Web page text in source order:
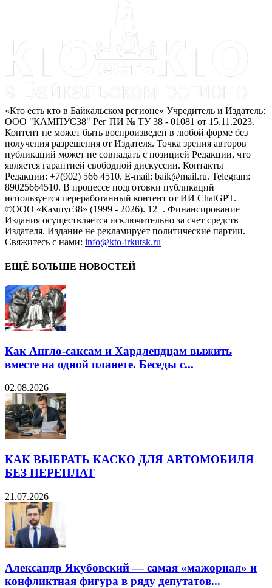
«Кто есть кто в Байкальском регионе» Учредитель и Издатель:
ООО "КАМПУС38" Рег ПИ № ТУ 38 - 01081 от 15.11.2023.
Контент не может быть воспроизведен в любой форме без
получения разрешения от Издателя. Точка зрения авторов
публикаций может не совпадать с позицией Редакции, что
является гарантией свободной дискуссии. Контакты
Редакции: +7(902) 566 4510. E-mail: baik@mail.ru. Telegram:
89025664510. В процессе подготовки публикаций
используется переработанный контент от ИИ ChatGPT.
©ООО «Кампус38» (1999 - 2026). 12+. Финансирование
Издания осуществляется исключительно за счет средств
Издателя. Издание не рекламирует политические партии.
Свяжитесь с нами: info@kto-irkutsk.ru
ЕЩЁ БОЛЬШЕ НОВОСТЕЙ
Как Англо-саксам и Хардлендцам выжить
вместе на одной планете. Беседы с...
02.08.2026
КАК ВЫБРАТЬ КАСКО ДЛЯ АВТОМОБИЛЯ
БЕЗ ПЕРЕПЛАТ
21.07.2026
Александр Якубовский — самая «мажорная» и
конфликтная фигура в ряду депутатов...